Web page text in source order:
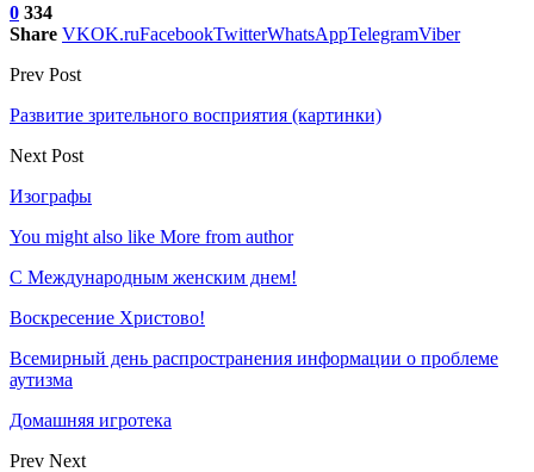
0 334
Share VKOK.ruFacebookTwitterWhatsAppTelegramViber
Prev Post
Развитие зрительного восприятия (картинки)
Next Post
Изографы
You might also like More from author
С Международным женским днем!
Воскресение Xристово!
Всемирный день распространения информации о проблеме
аутизма
Домашняя игротека
Prev Next